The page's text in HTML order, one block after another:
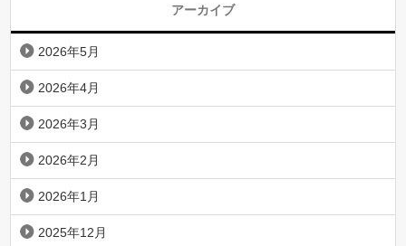
アーカイブ
2026年5月
2026年4月
2026年3月
2026年2月
2026年1月
2025年12月